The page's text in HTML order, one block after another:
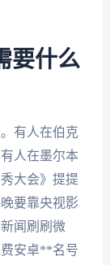
要什么
有人在伯克
人在墨尔本
大会》提提
要靠央视影
闻刷刷微
安卓**名号